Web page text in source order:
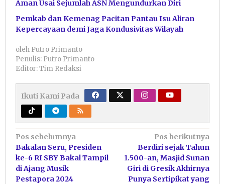
Aman Usai Sejumlah ASN Mengundurkan Diri
Pemkab dan Kemenag Pacitan Pantau Isu Aliran
Kepercayaan demi Jaga Kondusivitas Wilayah
oleh Putro Primanto
Penulis: Putro Primanto
Editor: Tim Redaksi
Ikuti Kami Pada
Navigasi
pos
Pos sebelumnya
Bakalan Seru, Presiden
ke-6 RI SBY Bakal Tampil
di Ajang Musik
Pestapora 2024
Pos berikutnya
Berdiri sejak Tahun
1.500-an, Masjid Sunan
Giri di Gresik Akhirnya
Punya Sertipikat yang